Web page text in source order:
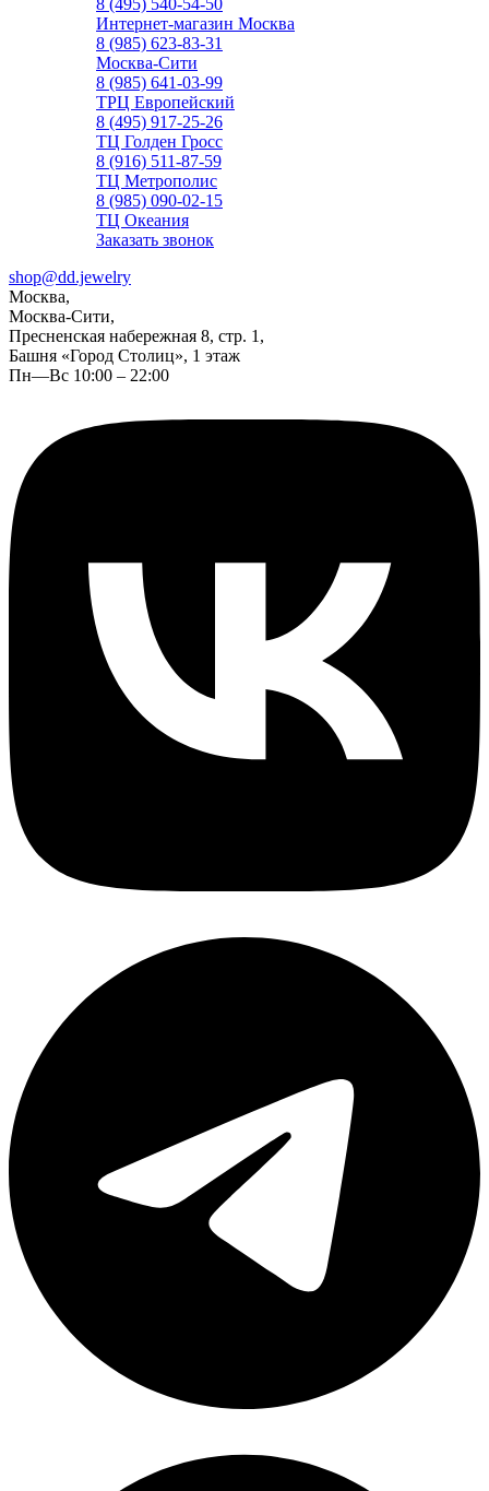
8 (495) 540-54-50
Интернет-магазин Москва
8 (985) 623-83-31
Москва-Сити
8 (985) 641-03-99
ТРЦ Европейский
8 (495) 917-25-26
ТЦ Голден Гросс
8 (916) 511-87-59
ТЦ Метрополис
8 (985) 090-02-15
ТЦ Океания
Заказать звонок
shop@dd.jewelry
Москва,
Москва-Сити,
Пресненская набережная 8, стр. 1,
Башня «Город Столиц», 1 этаж
Пн—Вс 10:00 – 22:00